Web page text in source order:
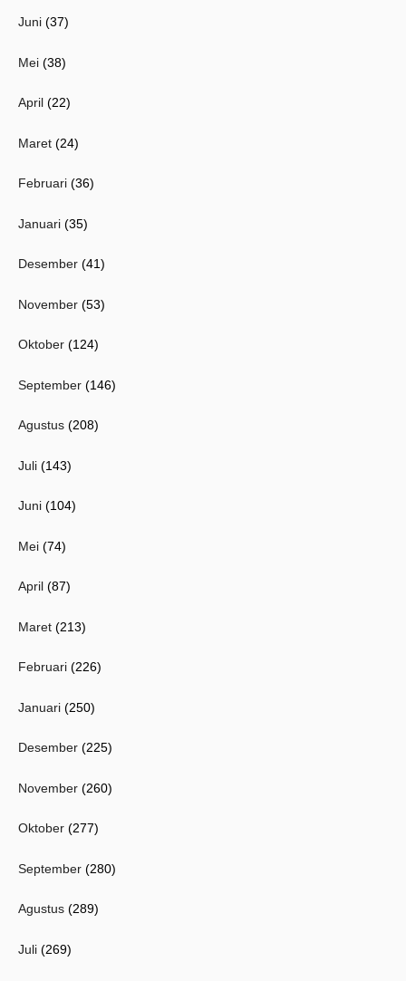
Juni (37)
Mei (38)
April (22)
Maret (24)
Februari (36)
Januari (35)
Desember (41)
November (53)
Oktober (124)
September (146)
Agustus (208)
Juli (143)
Juni (104)
Mei (74)
April (87)
Maret (213)
Februari (226)
Januari (250)
Desember (225)
November (260)
Oktober (277)
September (280)
Agustus (289)
Juli (269)